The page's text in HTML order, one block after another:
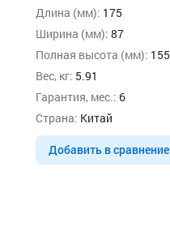
Длина (мм): 175
Ширина (мм): 87
Полная высота (мм): 155
Вес, кг: 5.91
Гарантия, мес.: 6
Страна: Китай
Добавить в сравнение